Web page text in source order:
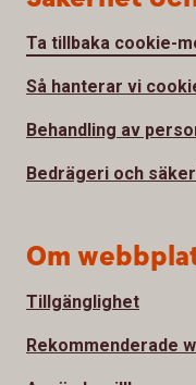
Ta tillbaka cookie-
Så hanterar vi
Behandling av
Bedrägeri och
Om
Tillgänglighet
Rekommenderade